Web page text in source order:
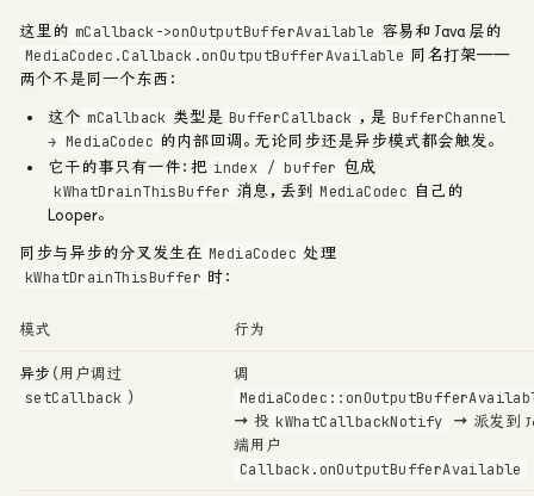
这里的 mCallback->onOutputBufferAvailable 容易和 Java 层的
MediaCodec.Callback.onOutputBufferAvailable 同名打架——
两个不是同一个东西：
这个 mCallback 类型是 BufferCallback ，是 BufferChannel
→ MediaCodec 的内部回调 。无论同步还是异步模式都会触发。
它干的事只有一件：把 index / buffer 包成
kWhatDrainThisBuffer 消息，丢到 MediaCodec 自己的
Looper。
同步与异步的分叉发生在 MediaCodec 处理
kWhatDrainThisBuffer 时：
模式 行为
异步 （用户调过
setCallback ）
调
→ 投 kWhatCallbackNotify
→ 派发到
端用户
Callback.onOutputBufferAvailable